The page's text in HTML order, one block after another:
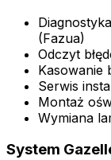
(Fazua)
Odczyt
Kasowanie
Serwis
Montaż
Wymiana
System